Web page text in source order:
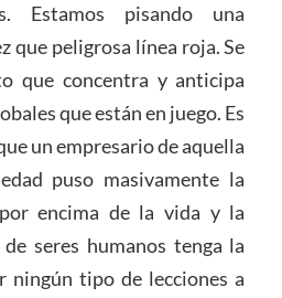
Estamos pisando una
que peligrosa línea roja. Se
que concentra y anticipa
que están en juego. Es
un empresario de aquella
puso masivamente la
encima de la vida y la
seres humanos tenga la
ningún tipo de lecciones a